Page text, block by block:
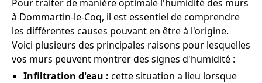
Pour traiter de manière optimale l'humidité des murs
à Dommartin-le-Coq, il est essentiel de comprendre
les différentes causes pouvant en être à l'origine.
Voici plusieurs des principales raisons pour lesquelles
vos murs peuvent montrer des signes d'humidité :
Infiltration d'eau : cette situation a lieu lorsque